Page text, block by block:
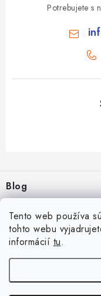
Tento web používa
tohto webu
informácií tu.
Potrebujete s
p
ä
Blog
Aké druhy biliardu
16.4.2026
Rozmery biliardového stola
26.6.2025
Facebook
Zákaznícky účet